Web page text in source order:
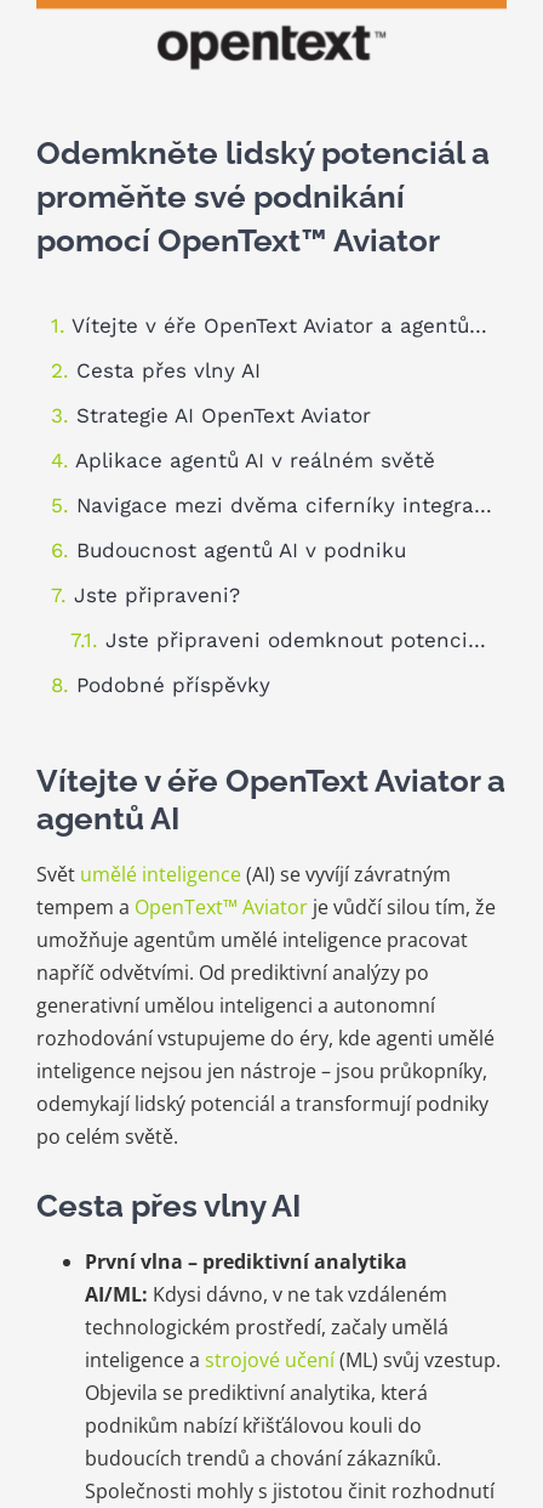
Odemkněte lidský potenciál a
proměňte své podnikání
pomocí OpenText™ Aviator
Vítejte v éře OpenText Aviator a agentů AI
Cesta přes vlny AI
Strategie AI OpenText Aviator
Aplikace agentů AI v reálném světě
Navigace mezi dvěma ciferníky integrace AI
Budoucnost agentů AI v podniku
Jste připraveni?
Jste připraveni odemknout potenciál agentů AI ve vaší organizaci?
Podobné příspěvky
Vítejte v éře OpenText Aviator a
agentů AI
Svět umělé inteligence(AI) se vyvíjí závratným
tempem a OpenText™ Aviatorje vůdčí silou tím, že
umožňuje agentům umělé inteligence pracovat
napříč odvětvími. Od prediktivní analýzy po
generativní umělou inteligenci a autonomní
rozhodování vstupujeme do éry, kde agenti umělé
inteligence nejsou jen nástroje – jsou průkopníky,
odemykají lidský potenciál a transformují podniky
po celém světě.
Cesta přes vlny AI
První vlna – prediktivní analytika
AI/ML: Kdysi dávno, v ne tak vzdáleném
technologickém prostředí, začaly umělá
inteligence a strojové učení(ML) svůj vzestup.
Objevila se prediktivní analytika, která
podnikům nabízí křišťálovou kouli do
budoucích trendů a chování zákazníků.
Společnosti mohly s jistotou činit rozhodnutí